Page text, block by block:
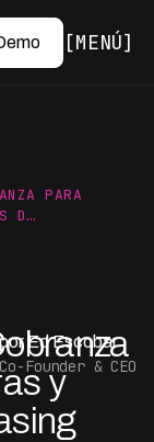
MENÚ
PARA
D…
y
por Ed Escobar
Co-Founder & CEO